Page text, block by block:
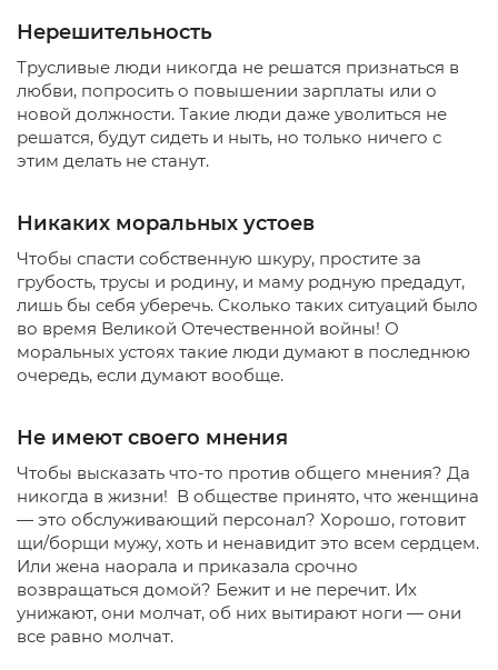
Нерешительность
Трусливые люди никогда не решатся признаться в
любви, попросить о повышении зарплаты или о
новой должности. Такие люди даже уволиться не
решатся, будут сидеть и ныть, но только ничего с
этим делать не станут.
Никаких моральных устоев
Чтобы спасти собственную шкуру, простите за
грубость, трусы и родину, и маму родную предадут,
лишь бы себя уберечь. Сколько таких ситуаций было
во время Великой Отечественной войны! О
моральных устоях такие люди думают в последнюю
очередь, если думают вообще.
Не имеют своего мнения
Чтобы высказать что-то против общего мнения? Да
никогда в жизни! В обществе принято, что женщина
— это обслуживающий персонал? Хорошо, готовит
щи/борщи мужу, хоть и ненавидит это всем сердцем.
Или жена наорала и приказала срочно
возвращаться домой? Бежит и не перечит. Их
унижают, они молчат, об них вытирают ноги — они
все равно молчат.